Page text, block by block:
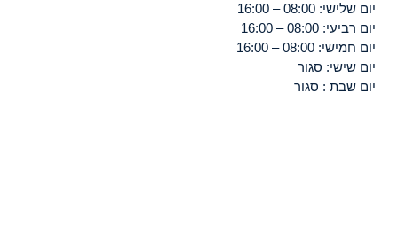
יום שלישי: 08:00 – 16:00
יום רביעי: 08:00 – 16:00
יום חמישי: 08:00 – 16:00
יום שישי: סגור
יום שבת : סגור